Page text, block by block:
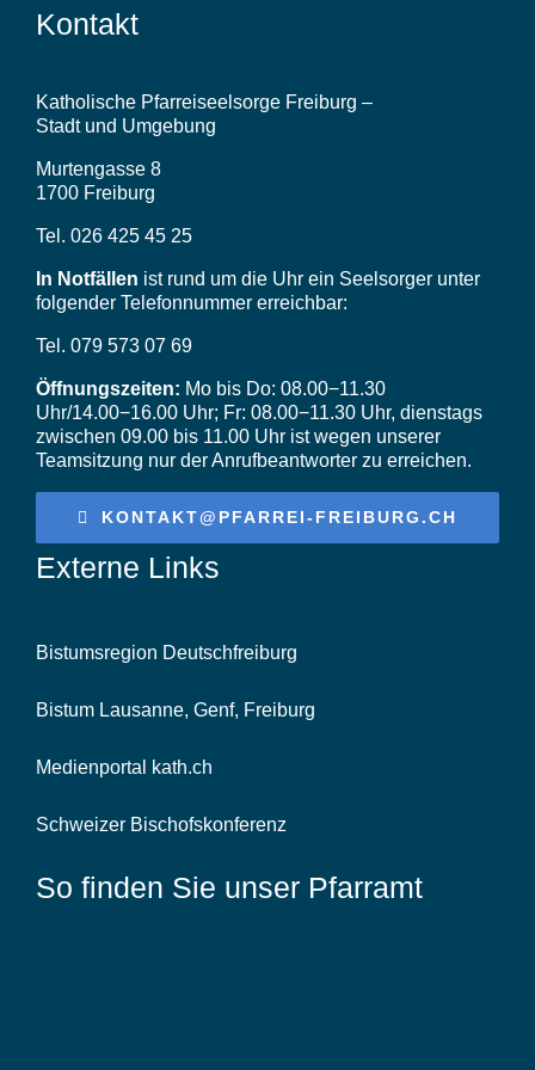
Kontakt
Katholische Pfarreiseelsorge Freiburg –
Stadt und Umgebung
Murtengasse 8
1700 Freiburg
Tel. 026 425 45 25
In Notfällen ist rund um die Uhr ein Seelsorger unter
folgender Telefonnummer erreichbar:
Tel. 079 573 07 69
Öffnungszeiten: Mo bis Do: 08.00−11.30
Uhr/14.00−16.00 Uhr; Fr: 08.00−11.30 Uhr, dienstags
zwischen 09.00 bis 11.00 Uhr ist wegen unserer
Teamsitzung nur der Anrufbeantworter zu erreichen.
KONTAKT@PFARREI-FREIBURG.CH
Externe Links
Bistumsregion Deutschfreiburg
Bistum Lausanne, Genf, Freiburg
Medienportal kath.ch
Schweizer Bischofskonferenz
So finden Sie unser Pfarramt